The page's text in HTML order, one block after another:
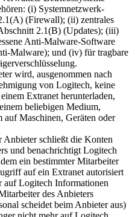
(i) Systemnetzwerk-
(Firewall); (ii) zentrales
2.1(B) (Updates); (iii)
Anti-Malware-Software
Malware); und (iv) für tragbare
wird, ausgenommen nach
von Logitech, keine
Extranet herunterladen,
beliebigen Medium,
auf Maschinen, Geräten oder
Anbieter schließt die Konten
und benachrichtigt Logitech
ein bestimmter Mitarbeiter
auf ein Extranet autorisiert
auf Logitech Informationen
des Anbieters
scheidet beim Anbieter aus)